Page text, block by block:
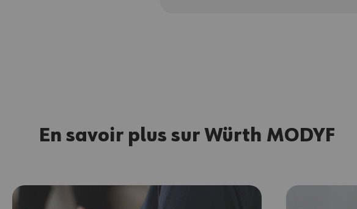
En savoir plus sur Würth MODYF